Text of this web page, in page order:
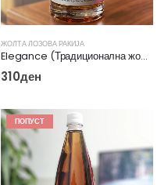
ЖОЛТА ЛОЗОВА РАКИЈА
Elegance (Традиционална жолта) - 500мл
310ден
ПОПУСТ